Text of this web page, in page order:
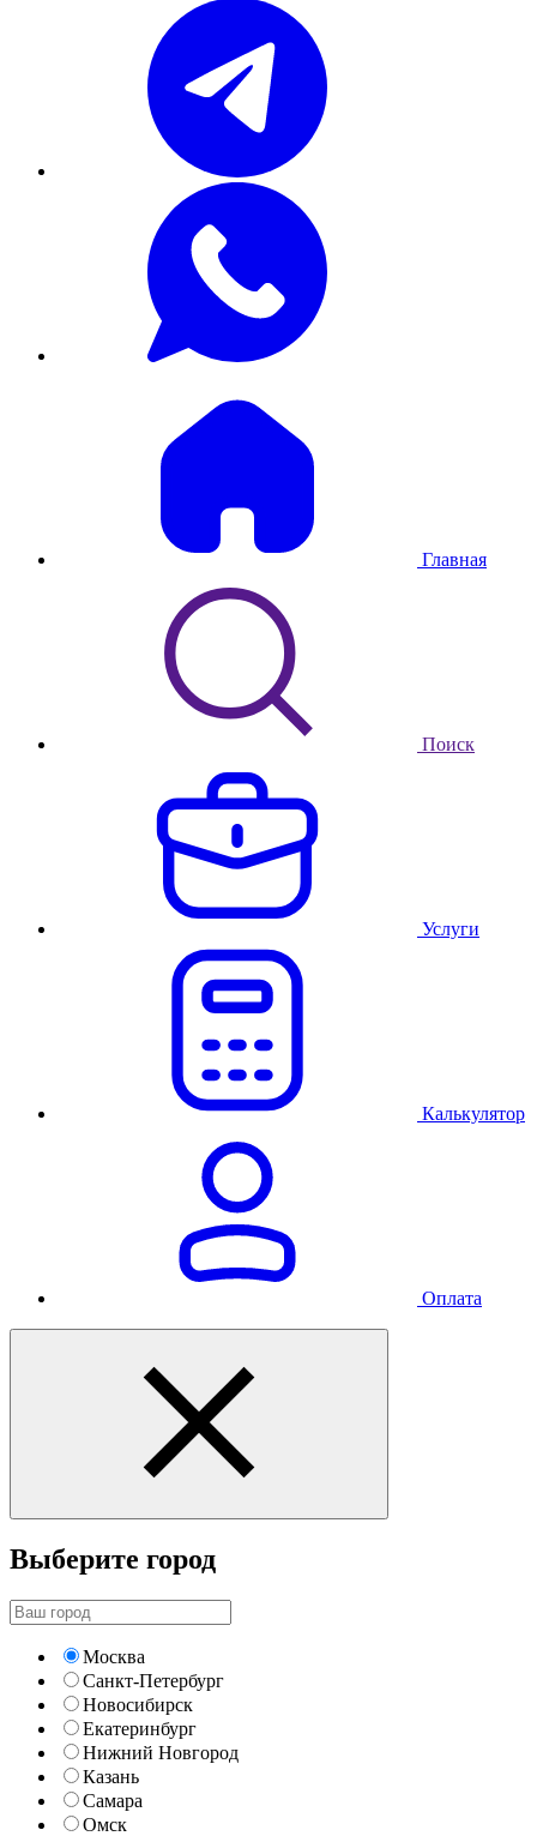
Главная
Поиск
Услуги
Калькулятор
Оплата
Выберите город
Москва
Санкт-Петербург
Новосибирск
Екатеринбург
Нижний Новгород
Казань
Самара
Омск